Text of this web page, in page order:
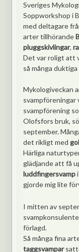
Sveriges
Soppworkshop i
med deltagare
arter tillhörande
pluggskivlingar,
Det var roligt att
så många
Mykologiveckan
svampföreningar
svampförening
Olofsfors bruk,
september.
det rikligt med
Härliga
glädjande att få
luddfingersvamp
gjorde mig lite
I mitten av
förlagd.
Så många fina
taggsvampar